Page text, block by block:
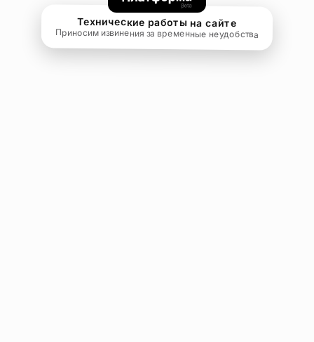
Технические работы на сайте
Приносим извинения за временные неудобства